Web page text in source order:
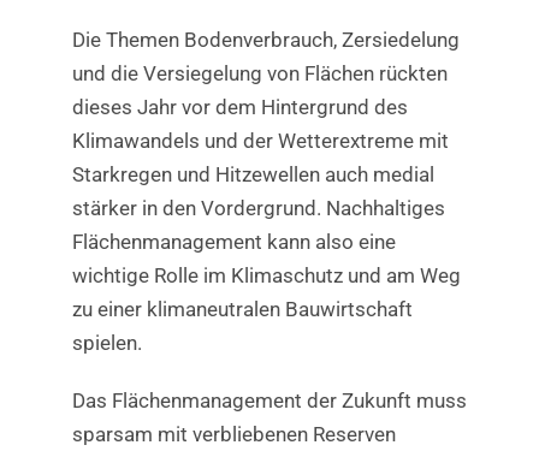
Die Themen Bodenverbrauch, Zersiedelung
und die Versiegelung von Flächen rückten
dieses Jahr vor dem Hintergrund des
Klimawandels und der Wetterextreme mit
Starkregen und Hitzewellen auch medial
stärker in den Vordergrund. Nachhaltiges
Flächenmanagement kann also eine
wichtige Rolle im Klimaschutz und am Weg
zu einer klimaneutralen Bauwirtschaft
spielen.
Das Flächenmanagement der Zukunft muss
sparsam mit verbliebenen Reserven